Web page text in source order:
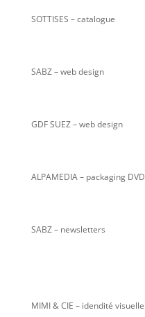
SOTTISES – catalogue
SABZ– web design
GDF SUEZ – web design
ALPAMEDIA – packaging DVD
SABZ – newsletters
MIMI & CIE – idendité visuelle